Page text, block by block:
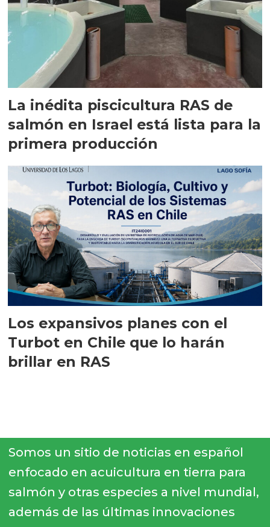
La inédita piscicultura RAS de
salmón en Israel está lista para la
primera producción
Los expansivos planes con el
Turbot en Chile que lo harán
brillar en RAS
Somos un sitio de noticias en español
enfocado en acuicultura en tierra para
salmón y otras especies a nivel mundial,
además de las últimas innovaciones